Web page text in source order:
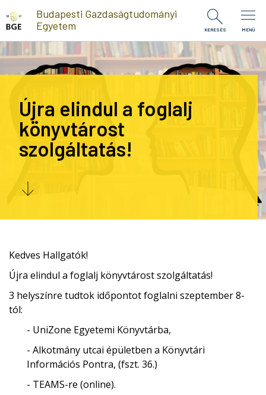
Ugrás a tartalomra
Budapesti Gazdaságtudományi
Egyetem
KERESÉS MENÜ
Újra elindul a foglalj
könyvtárost
szolgáltatás!
Kedves Hallgatók!
Újra elindul a foglalj könyvtárost szolgáltatás!
3 helyszínre tudtok időpontot foglalni szeptember 8-
tól:
- UniZone Egyetemi Könyvtárba,
- Alkotmány utcai épületben a Könyvtári
Információs Pontra, (fszt. 36.)
- TEAMS-re (online).